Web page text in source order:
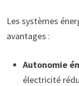
Les systèmes
avantages :
Autonomie
électricité